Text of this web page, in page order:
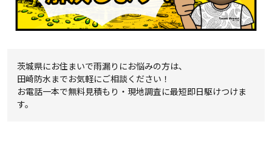
茨城県にお住まいで雨漏りにお悩みの方は、
田崎防水までお気軽にご相談ください！
お電話一本で無料見積もり・現地調査に最短即日駆けつけま
す。